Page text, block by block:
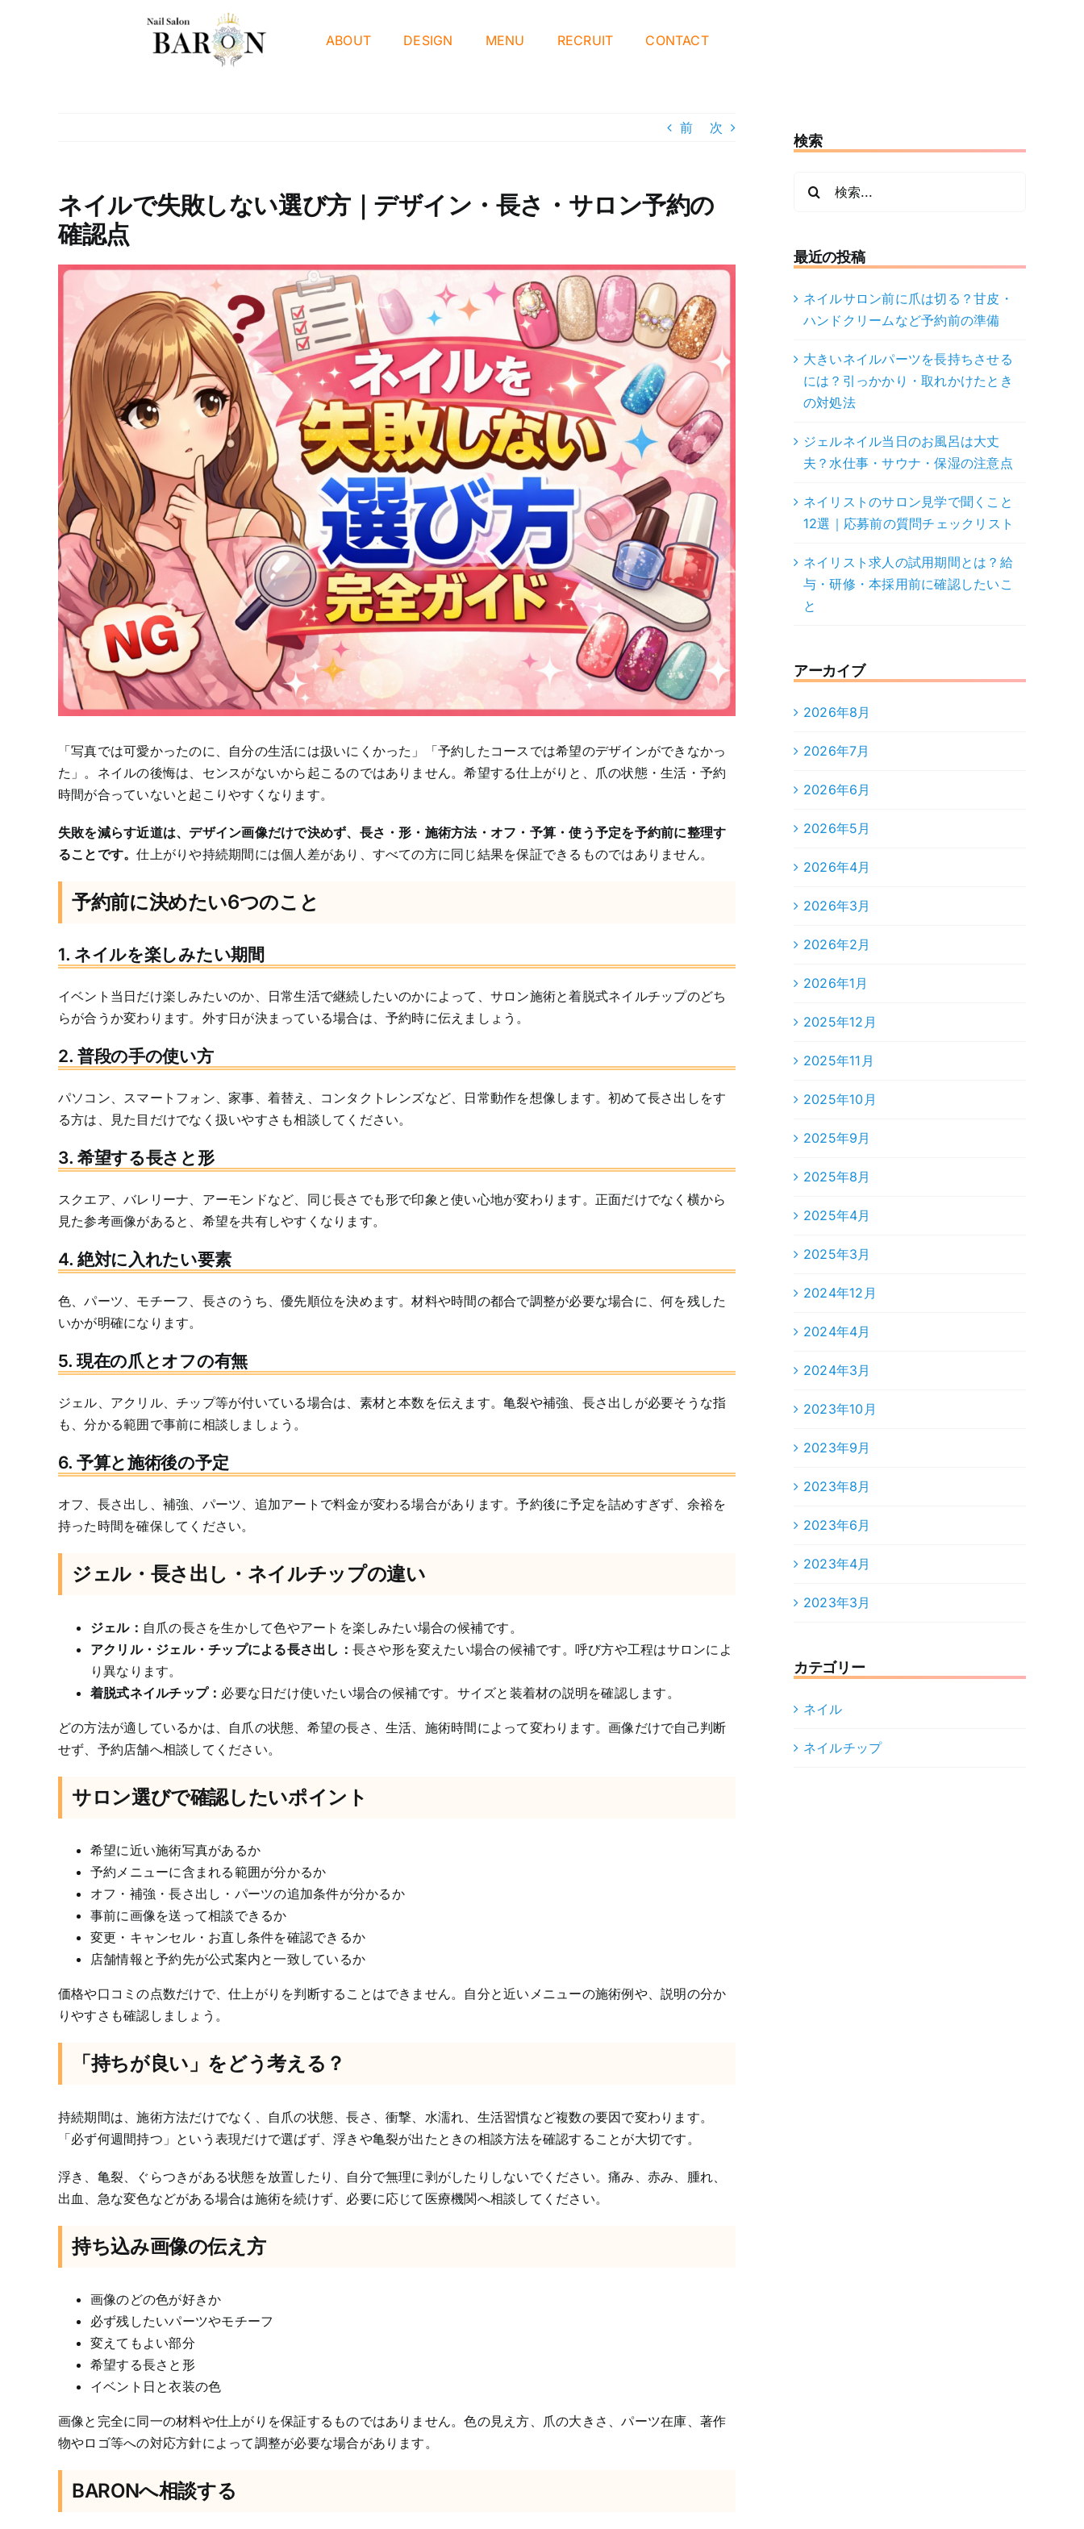
ABOUT DESIGN MENU RECRUIT CONTACT
前 次
ネイルで失敗しない選び方｜デザイン・長さ・サロン予約の
確認点
View
Image
「写真では可愛かったのに、自分の生活には扱いにくかった」「予約したコースでは希望のデザインができなかっ
た」。ネイルの後悔は、センスがないから起こるのではありません。希望する仕上がりと、爪の状態・生活・予約
時間が合っていないと起こりやすくなります。
失敗を減らす近道は、デザイン画像だけで決めず、長さ・形・施術方法・オフ・予算・使う予定を予約前に整理す
ることです。仕上がりや持続期間には個人差があり、すべての方に同じ結果を保証できるものではありません。
予約前に決めたい6つのこと
1. ネイルを楽しみたい期間
イベント当日だけ楽しみたいのか、日常生活で継続したいのかによって、サロン施術と着脱式ネイルチップのどち
らが合うか変わります。外す日が決まっている場合は、予約時に伝えましょう。
2. 普段の手の使い方
パソコン、スマートフォン、家事、着替え、コンタクトレンズなど、日常動作を想像します。初めて長さ出しをす
る方は、見た目だけでなく扱いやすさも相談してください。
3. 希望する長さと形
スクエア、バレリーナ、アーモンドなど、同じ長さでも形で印象と使い心地が変わります。正面だけでなく横から
見た参考画像があると、希望を共有しやすくなります。
4. 絶対に入れたい要素
色、パーツ、モチーフ、長さのうち、優先順位を決めます。材料や時間の都合で調整が必要な場合に、何を残した
いかが明確になります。
5. 現在の爪とオフの有無
ジェル、アクリル、チップ等が付いている場合は、素材と本数を伝えます。亀裂や補強、長さ出しが必要そうな指
も、分かる範囲で事前に相談しましょう。
6. 予算と施術後の予定
オフ、長さ出し、補強、パーツ、追加アートで料金が変わる場合があります。予約後に予定を詰めすぎず、余裕を
持った時間を確保してください。
ジェル・長さ出し・ネイルチップの違い
ジェル： 自爪の長さを生かして色やアートを楽しみたい場合の候補です。
アクリル・ジェル・チップによる長さ出し： 長さや形を変えたい場合の候補です。呼び方や工程はサロンによ
り異なります。
着脱式ネイルチップ： 必要な日だけ使いたい場合の候補です。サイズと装着材の説明を確認します。
どの方法が適しているかは、自爪の状態、希望の長さ、生活、施術時間によって変わります。画像だけで自己判断
せず、予約店舗へ相談してください。
サロン選びで確認したいポイント
希望に近い施術写真があるか
予約メニューに含まれる範囲が分かるか
オフ・補強・長さ出し・パーツの追加条件が分かるか
事前に画像を送って相談できるか
変更・キャンセル・お直し条件を確認できるか
店舗情報と予約先が公式案内と一致しているか
価格や口コミの点数だけで、仕上がりを判断することはできません。自分と近いメニューの施術例や、説明の分か
りやすさも確認しましょう。
「持ちが良い」をどう考える？
持続期間は、施術方法だけでなく、自爪の状態、長さ、衝撃、水濡れ、生活習慣など複数の要因で変わります。
「必ず何週間持つ」という表現だけで選ばず、浮きや亀裂が出たときの相談方法を確認することが大切です。
浮き、亀裂、ぐらつきがある状態を放置したり、自分で無理に剥がしたりしないでください。痛み、赤み、腫れ、
出血、急な変色などがある場合は施術を続けず、必要に応じて医療機関へ相談してください。
持ち込み画像の伝え方
画像のどの色が好きか
必ず残したいパーツやモチーフ
変えてもよい部分
希望する長さと形
イベント日と衣装の色
画像と完全に同一の材料や仕上がりを保証するものではありません。色の見え方、爪の大きさ、パーツ在庫、著作
物やロゴ等への対応方針によって調整が必要な場合があります。
BARONへ相談する
検索
最近の投稿
ネイルサロン前に爪は切る？甘皮・
ハンドクリームなど予約前の準備
大きいネイルパーツを長持ちさせる
には？引っかかり・取れかけたとき
の対処法
ジェルネイル当日のお風呂は大丈
夫？水仕事・サウナ・保湿の注意点
ネイリストのサロン見学で聞くこと
12選｜応募前の質問チェックリスト
ネイリスト求人の試用期間とは？給
与・研修・本採用前に確認したいこ
と
アーカイブ
2026年8月
2026年7月
2026年6月
2026年5月
2026年4月
2026年3月
2026年2月
2026年1月
2025年12月
2025年11月
2025年10月
2025年9月
2025年8月
2025年4月
2025年3月
2024年12月
2024年4月
2024年3月
2023年10月
2023年9月
2023年8月
2023年6月
2023年4月
2023年3月
カテゴリー
ネイル
ネイルチップ